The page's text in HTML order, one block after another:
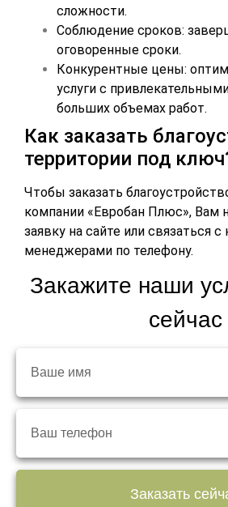
сложности.
Соблюдение сроков:
оговоренные сроки.
Конкурентные цены:
услуги с
больших объемах работ.
Как заказать
территории под
Чтобы заказать
компании «Евробан Плюс», Вам
заявку на сайте или связаться
менеджерами по телефону.
Закажите наши
сейчас
Заказать